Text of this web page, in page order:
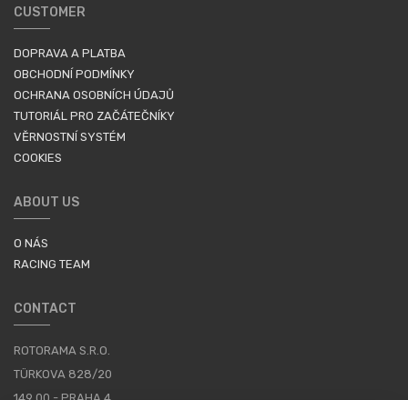
CUSTOMER
DOPRAVA A PLATBA
OBCHODNÍ PODMÍNKY
OCHRANA OSOBNÍCH ÚDAJŮ
TUTORIÁL PRO ZAČÁTEČNÍKY
VĚRNOSTNÍ SYSTÉM
COOKIES
ABOUT US
O NÁS
RACING TEAM
CONTACT
ROTORAMA S.R.O.
TÜRKOVA 828/20